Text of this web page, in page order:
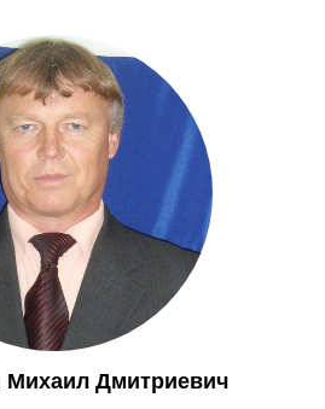
Михаил Дмитриевич